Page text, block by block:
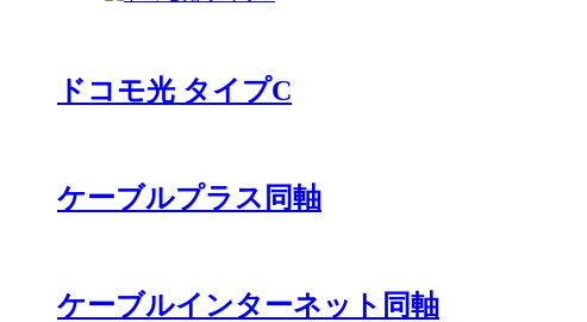
ドコモ光 タイプC
ケーブルプラス同軸
ケーブルインターネット同軸